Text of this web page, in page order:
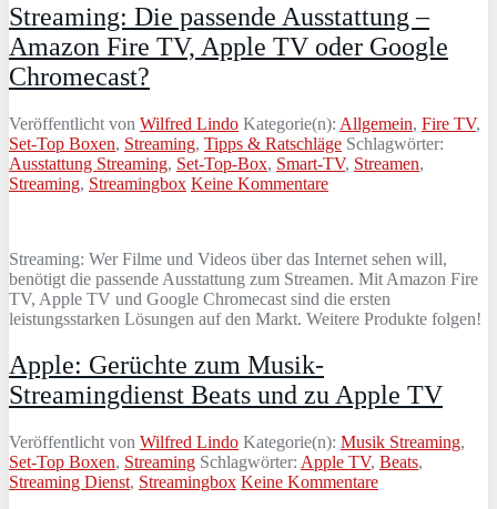
Streaming: Die passende Ausstattung –
Amazon Fire TV, Apple TV oder Google
Chromecast?
Veröffentlicht von Wilfred Lindo Kategorie(n): Allgemein, Fire TV,
Set-Top Boxen, Streaming, Tipps & Ratschläge Schlagwörter:
Ausstattung Streaming, Set-Top-Box, Smart-TV, Streamen,
Streaming, Streamingbox Keine Kommentare
Streaming: Wer Filme und Videos über das Internet sehen will,
benötigt die passende Ausstattung zum Streamen. Mit Amazon Fire
TV, Apple TV und Google Chromecast sind die ersten
leistungsstarken Lösungen auf den Markt. Weitere Produkte folgen!
Apple: Gerüchte zum Musik-
Streamingdienst Beats und zu Apple TV
Veröffentlicht von Wilfred Lindo Kategorie(n): Musik Streaming,
Set-Top Boxen, Streaming Schlagwörter: Apple TV, Beats,
Streaming Dienst, Streamingbox Keine Kommentare